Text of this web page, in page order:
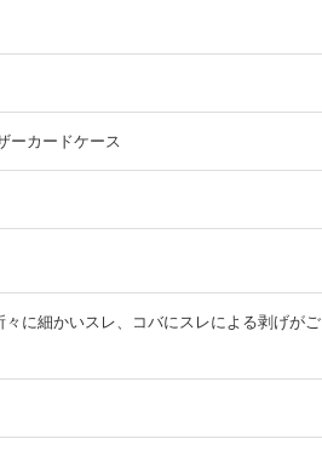
ーカードケース
々に細かいスレ、コバにスレによる剥げがご